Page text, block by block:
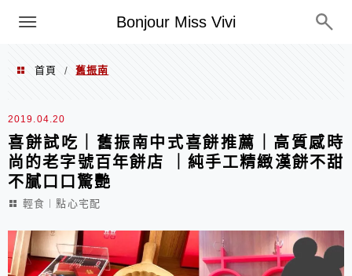
Bonjour Miss Vivi
選單
首頁 / 舊振南
舊振南
2019.04.20
喜餅試吃｜舊振南中式喜餅推薦｜高質感時
尚的老字號百年餅店 ｜純手工精緻漢餅不甜
不膩口口驚艷
輕食︱點心宅配